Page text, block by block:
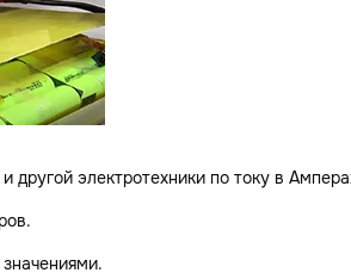
электротехники по току в